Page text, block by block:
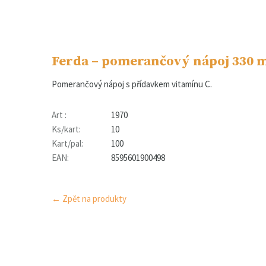
Ferda – pomerančový nápoj 330
Pomerančový nápoj s přídavkem vitamínu C.
Art :
1970
Ks/kart:
10
Kart/pal:
100
EAN:
8595601900498
← Zpět na produkty